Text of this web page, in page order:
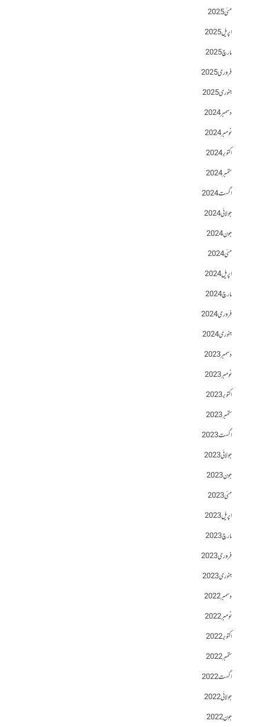
مئی 2025
اپریل 2025
مارچ 2025
فروری 2025
جنوری 2025
دسمبر 2024
نومبر 2024
اکتوبر 2024
ستمبر 2024
اگست 2024
جولائی 2024
جون 2024
مئی 2024
اپریل 2024
مارچ 2024
فروری 2024
جنوری 2024
دسمبر 2023
نومبر 2023
اکتوبر 2023
ستمبر 2023
اگست 2023
جولائی 2023
جون 2023
مئی 2023
اپریل 2023
مارچ 2023
فروری 2023
جنوری 2023
دسمبر 2022
نومبر 2022
اکتوبر 2022
ستمبر 2022
اگست 2022
جولائی 2022
جون 2022